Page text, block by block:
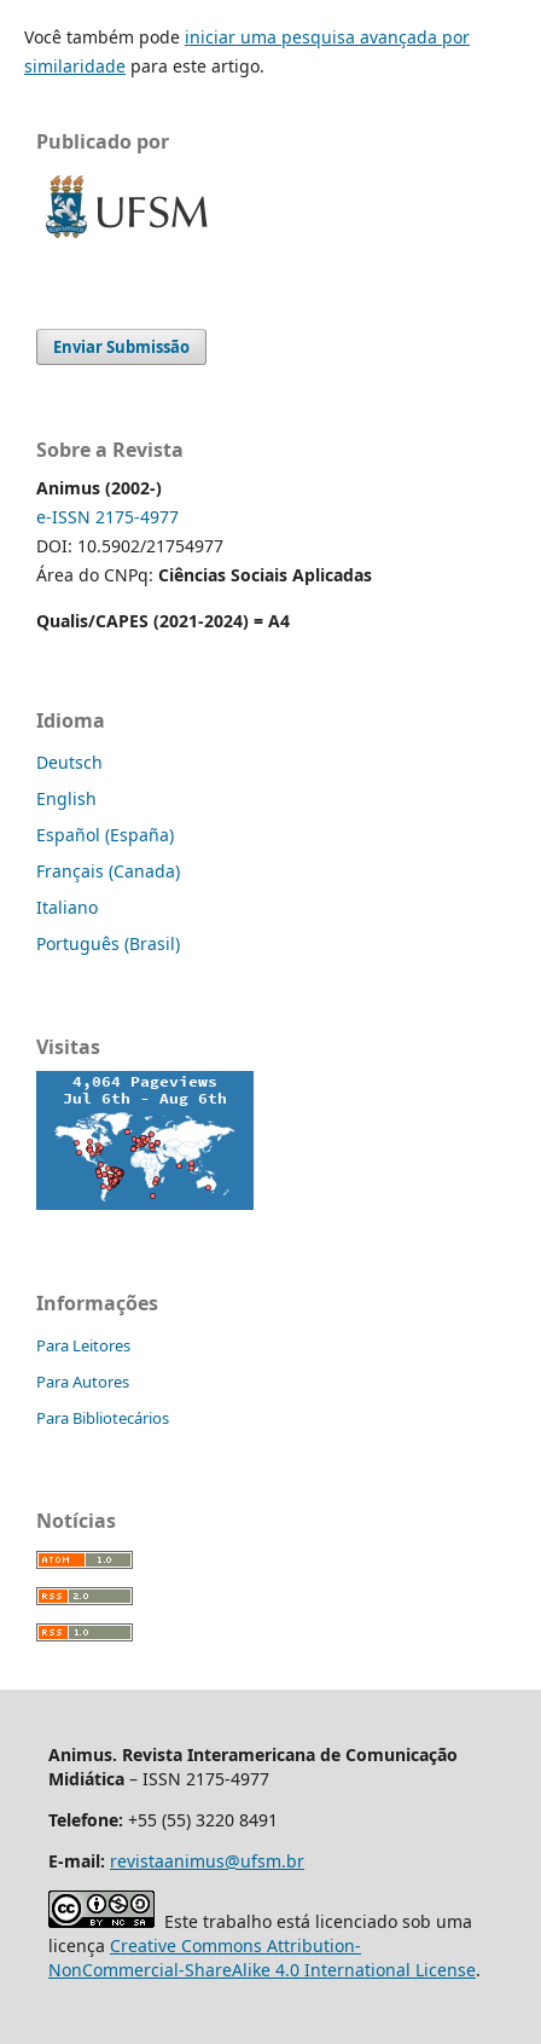
Você também pode iniciar uma pesquisa avançada por
similaridadepara este artigo.
Publicado por
Enviar Submissão
Sobre a Revista
Animus (2002-)
e-ISSN 2175-4977
DOI: 10.5902/21754977
Área do CNPq: Ciências Sociais Aplicadas
Qualis/CAPES (2021-2024) = A4
Idioma
Deutsch
English
Español (España)
Français (Canada)
Italiano
Português (Brasil)
Visitas
Informações
Para Leitores
Para Autores
Para Bibliotecários
Notícias
Animus. Revista Interamericana de Comunicação
Midiática– ISSN 2175-4977
Telefone: +55 (55) 3220 8491
E-mail: revistaanimus@ufsm.br
Este trabalho está licenciado sob uma
licença Creative Commons Attribution-
NonCommercial-ShareAlike 4.0 International License.